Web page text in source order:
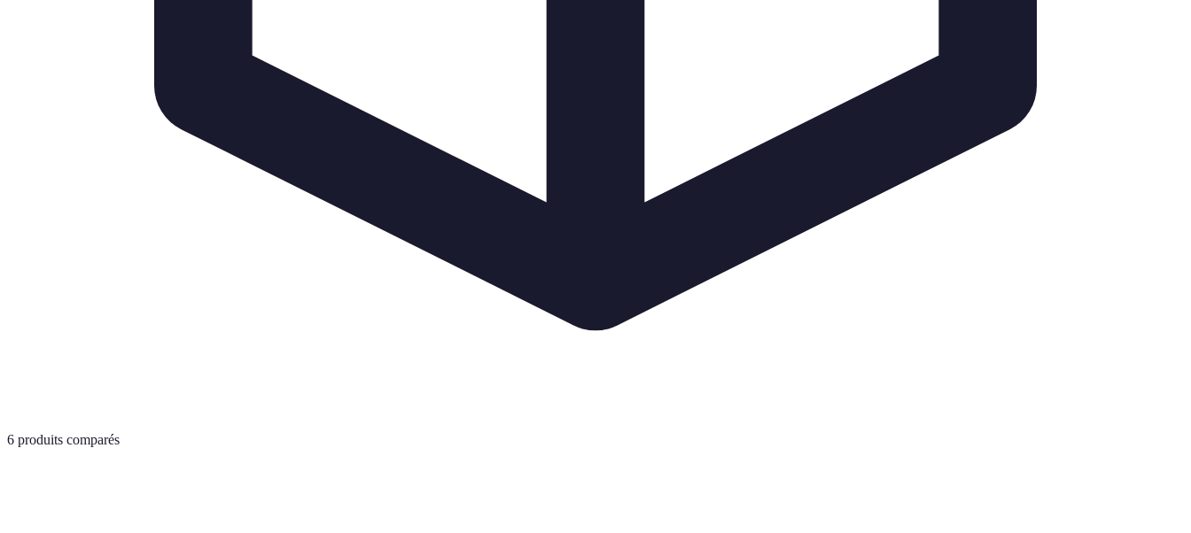
6 produits comparés